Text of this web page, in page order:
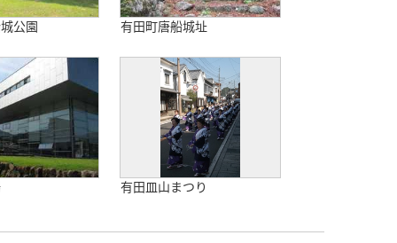
公園 有田町唐船城址
有田皿山まつり